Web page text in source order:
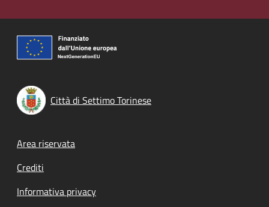
Città di Settimo Torinese
Footer menu
Area riservata
Crediti
Informativa privacy